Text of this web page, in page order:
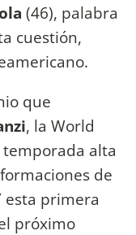
(46), palabra
cuestión,
que
, la World
temporada alta
de
esta primera
próximo